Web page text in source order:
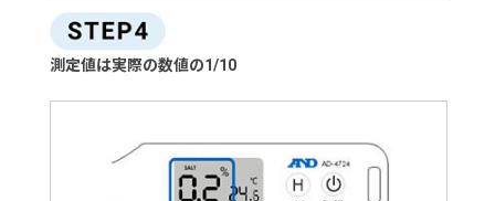
測定値は実際の数値の1/10